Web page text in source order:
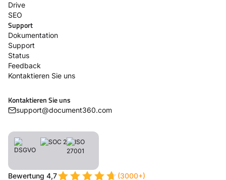
Drive
SEO
Support
Dokumentation
Support
Status
Feedback
Kontaktieren Sie uns
Kontaktieren Sie uns
support@document360.com
Bewertung 4,7 (3000+)